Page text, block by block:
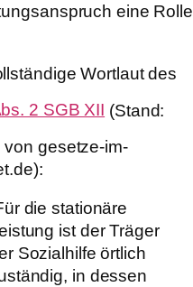
eine Rolle
Wortlaut des
2 SGB XII (Stand:
von gesetze-im-
die stationäre
ist der Träger
Sozialhilfe örtlich
in dessen